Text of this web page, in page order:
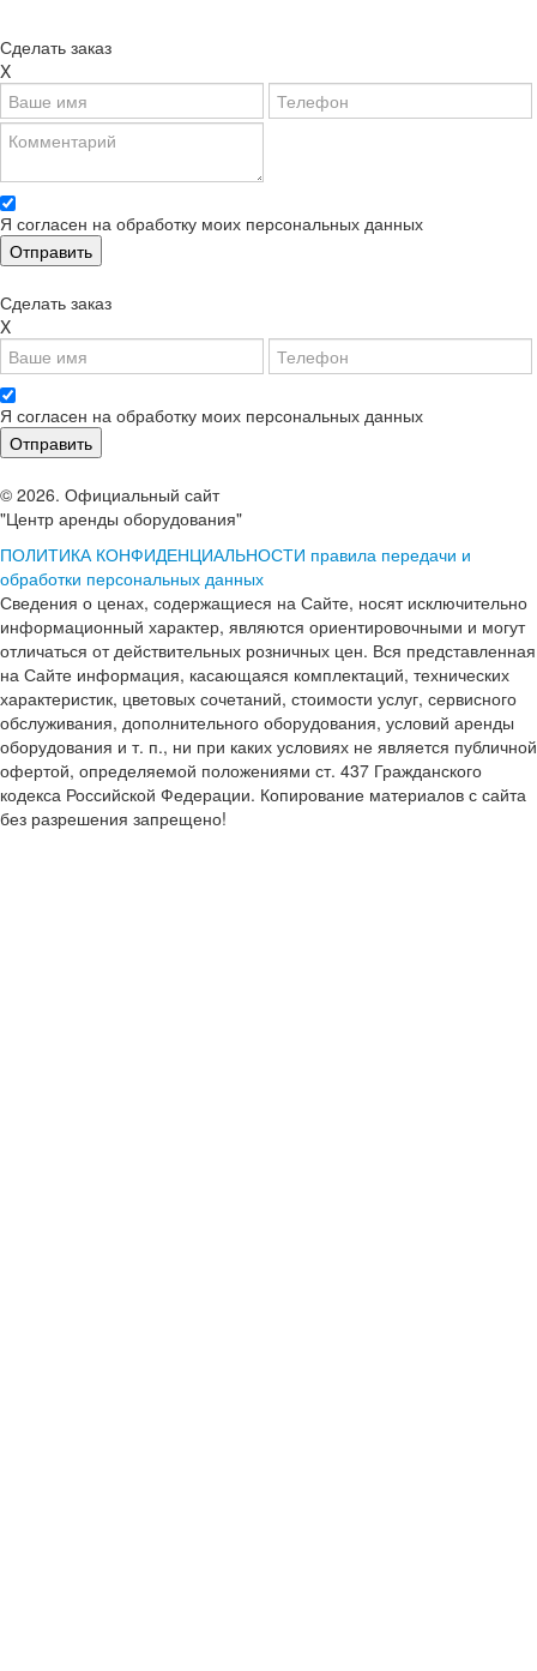
Сделать заказ
X
Я согласен на обработку моих персональных данных
Сделать заказ
X
Я согласен на обработку моих персональных данных
© 2026. Официальный сайт
"Центр аренды оборудования"
ПОЛИТИКА КОНФИДЕНЦИАЛЬНОСТИ правила передачи и
обработки персональных данных
Сведения о ценах, содержащиеся на Сайте, носят исключительно
информационный характер, являются ориентировочными и могут
отличаться от действительных розничных цен. Вся представленная
на Сайте информация, касающаяся комплектаций, технических
характеристик, цветовых сочетаний, стоимости услуг, сервисного
обслуживания, дополнительного оборудования, условий аренды
оборудования и т. п., ни при каких условиях не является публичной
офертой, определяемой положениями ст. 437 Гражданского
кодекса Российской Федерации. Копирование материалов с сайта
без разрешения запрещено!